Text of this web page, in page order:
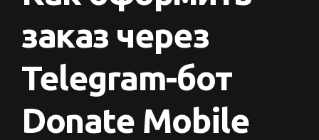
заказ через
Telegram-бот
Donate Mobile